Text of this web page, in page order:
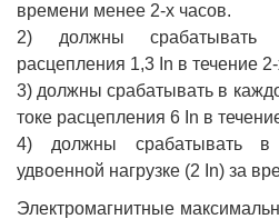
времени менее 2-х часов.
2) должны срабатывать
расцепления 1,3 In в течение
3) должны срабатывать в
токе расцепления 6 In в
4) должны срабатывать
удвоенной нагрузке (2 In) за
Электромагнитные